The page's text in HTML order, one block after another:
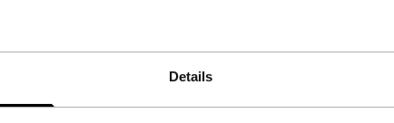
Details
tot 14 februari 9:00 uur CET